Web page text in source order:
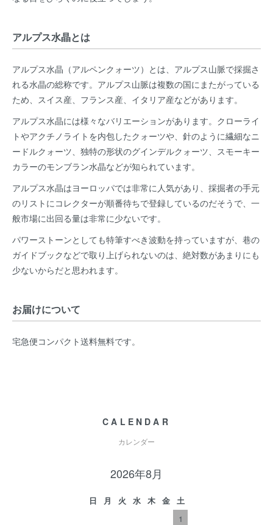
アルプス水晶とは
アルプス水晶（アルペンクォーツ）とは、アルプス山脈で採掘さ
れる水晶の総称です。アルプス山脈は複数の国にまたがっている
ため、スイス産、フランス産、イタリア産などがあります。
アルプス水晶には様々なバリエーションがあります。クローライ
トやアクチノライトを内包したクォーツや、針のように繊細なニ
ードルクォーツ、独特の形状のグインデルクォーツ、スモーキー
カラーのモンブラン水晶などが知られています。
アルプス水晶はヨーロッパでは非常に人気があり、採掘者の手元
のリストにコレクターが順番待ちで登録しているのだそうで、一
般市場に出回る量は非常に少ないです。
パワーストーンとしても特筆すべき波動を持っていますが、巷の
ガイドブックなどで取り上げられないのは、絶対数があまりにも
少ないからだと思われます。
お届けについて
宅急便コンパクト送料無料です。
CALENDAR
カレンダー
2026年8月
日 月 火 水 木 金
土
1